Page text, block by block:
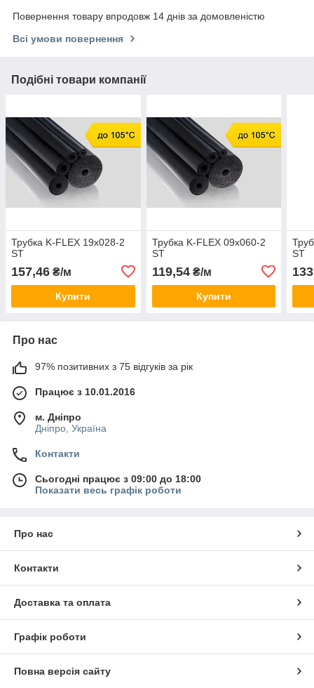
Повернення товару впродовж 14 днів за домовленістю
Всі умови повернення
Подібні товари компанії
Трубка K-FLEX 19x028-2
ST
157,46 ₴/м
Купити
Трубка K-FLEX 09x060-2
ST
119,54₴/м
Купити
ST
Про нас
97% позитивних з 75 відгуків за рік
Працює з 10.01.2016
м. Дніпро
Дніпро, Україна
Контакти
Сьогодні працює з 09:00 до 18:00
Показати весь графік роботи
Про нас
Контакти
Доставка та оплата
Графік роботи
Повна версія сайту